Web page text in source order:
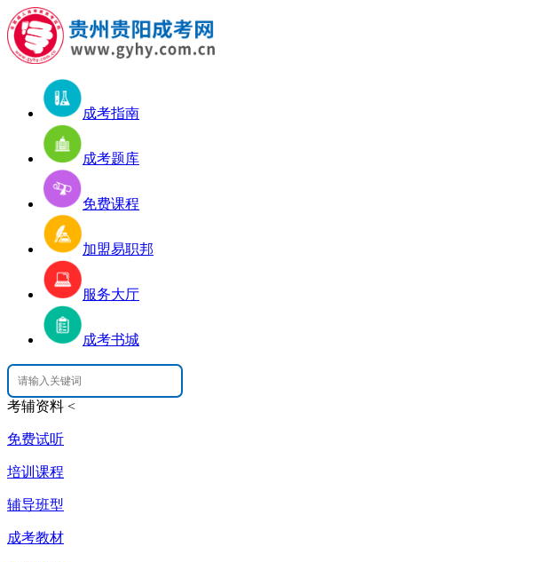
成考指南
成考题库
免费课程
加盟易职邦
服务大厅
成考书城
考辅资料 <
免费试听
培训课程
辅导班型
成考教材